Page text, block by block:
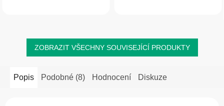
ZOBRAZIT VŠECHNY SOUVISEJÍCÍ PRODUKTY
Popis Podobné (8) Hodnocení Diskuze